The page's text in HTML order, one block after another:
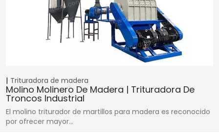
Trituradora de madera
Molino Molinero De Madera | Trituradora De
Troncos Industrial
El molino triturador de martillos para madera es reconocido
por ofrecer mayor…